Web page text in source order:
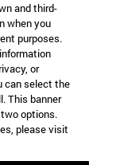
and third-
when you
purposes.
or
can select the
This banner
options.
please visit